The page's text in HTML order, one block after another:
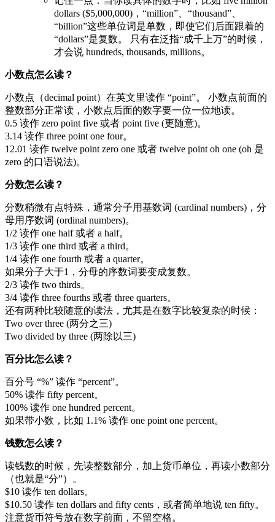
dollars ($5,000,000)，“million”、“thousand”、
“billion”这些单位词是单数，即使它们后面跟着的
“dollars”是复数。 只有在泛指“成千上万”的时候，
才会说 hundreds, thousands, millions。
小数点怎么读？
小数点（decimal point）在英文里读作 “point”。 小数点前面的
整数部分正常读，小数点后面的数字要一位一位地读。
0.5 读作 zero point five 或者 point five (更随意)。
3.14 读作 three point one four。
12.01 读作 twelve point zero one 或者 twelve point oh one (oh 是
zero 的口语说法)。
分数怎么读？
分数稍微有点特殊，通常分子用基数词 (cardinal numbers)，分
母用序数词 (ordinal numbers)。
1/2 读作 one half 或者 a half。
1/3 读作 one third 或者 a third。
1/4 读作 one fourth 或者 a quarter。
如果分子大于1，分母的序数词要变成复数。
2/3 读作 two thirds。
3/4 读作 three fourths 或者 three quarters。
还有两种比较随意的读法，尤其是在数字比较复杂的时候：
Two over three (两分之三)
Two divided by three (两除以三)
百分比怎么读？
百分号 “%” 读作 “percent”。
50% 读作 fifty percent。
100% 读作 one hundred percent。
如果带小数，比如 1.1% 读作 one point one percent。
钱数怎么读？
读钱数的时候，先读整数部分，加上货币单位，再读小数部分
（也就是“分”）。
$10 读作 ten dollars。
$10.50 读作 ten dollars and fifty cents，或者简单地说 ten fifty。
注意货币符号放在数字前面，不留空格。